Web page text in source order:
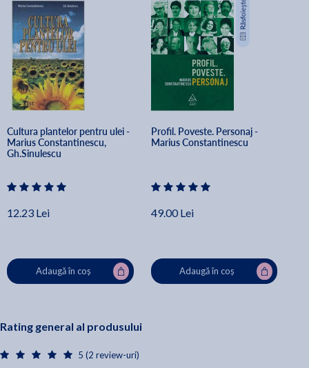
Cultura plantelor pentru ulei -
Marius Constantinescu,
Gh.Sinulescu
12.23 Lei
Adaugă în coș
Profil. Poveste. Personaj -
Marius Constantinescu
49.00 Lei
Adaugă în coș
Rating general al produsului
5 (2 review-uri)